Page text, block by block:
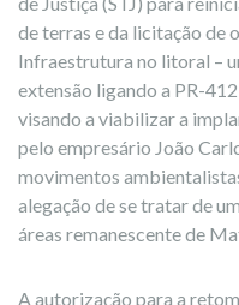
de terras e da licitação de
Infraestrutura no litoral –
extensão ligando a PR-
visando a viabilizar a
pelo empresário João
movimentos
alegação de se tratar de
áreas remanescente de
A autorização para a